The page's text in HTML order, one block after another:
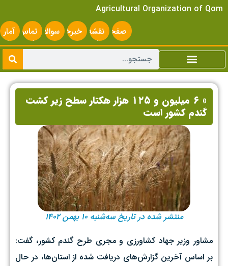
Agricultural Organization of Qom
صفحه
اصلی
نقشه
سایت
خبرخوانسوالات
متداول
تماس
با ما
آمار
» ۶ میلیون و ۱۲۵ هزار هکتار سطح زیر کشت
گندم کشور است
منتشر شده در تاریخ سه‌شنبه ۱۰ بهمن ۱۴۰۲
مشاور وزیر جهاد کشاورزی و مجری طرح گندم کشور، گفت:
بر اساس آخرین گزارش‌های دریافت شده از استان‌ها، در حال